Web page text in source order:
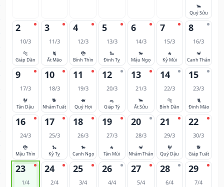
🐂
Quý Sửu
2
10/3
🐅
Giáp Dần
3
11/3
🐈
Ất Mão
4
12/3
🐉
Bính Thìn
5
13/3
🐍
Đinh Tỵ
6
14/3
🐎
Mậu Ngọ
7
15/3
🐐
Kỷ Mùi
8
16/3
🐒
Canh Thân
9
17/3
🐓
Tân Dậu
10
18/3
🐕
Nhâm Tuất
11
19/3
🐖
Quý Hợi
12
20/3
🐀
Giáp Tý
13
21/3
🐂
Ất Sửu
14
22/3
🐅
Bính Dần
15
23/3
🐈
Đinh Mão
16
24/3
🐉
Mậu Thìn
17
25/3
🐍
Kỷ Tỵ
18
26/3
🐎
Canh Ngọ
19
27/3
🐐
Tân Mùi
20
28/3
🐒
Nhâm Thân
21
29/3
🐓
Quý Dậu
22
30/3
🐕
Giáp Tuất
23
1/4
24
2/4
25
3/4
26
4/4
27
5/4
28
6/4
29
7/4